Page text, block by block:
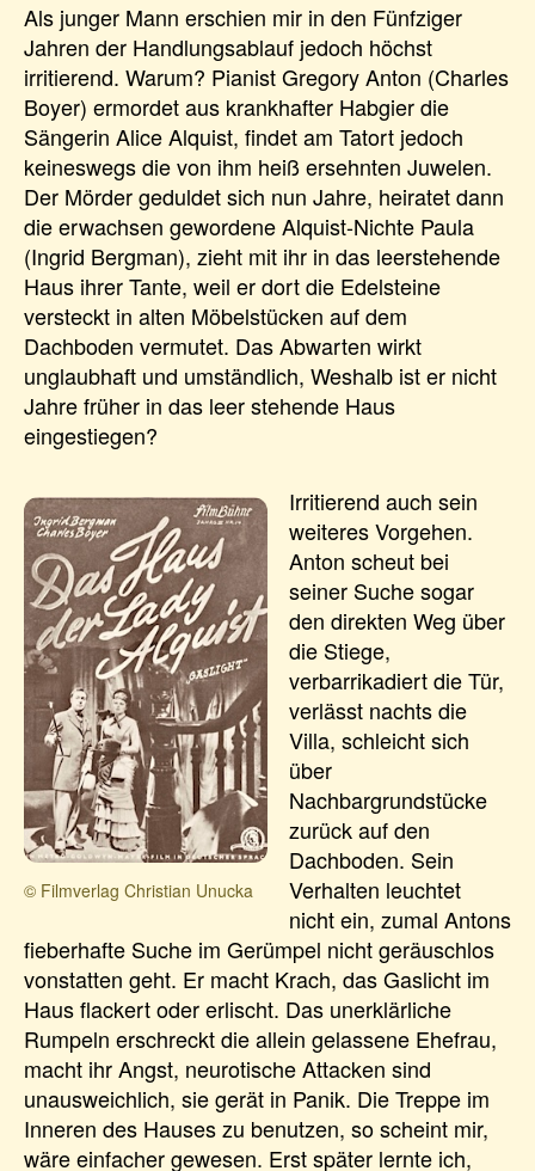
Als junger Mann erschien mir in den Fünfziger
Jahren der Handlungsablauf jedoch höchst
irritierend. Warum? Pianist Gregory Anton (Charles
Boyer) ermordet aus krankhafter Habgier die
Sängerin Alice Alquist, findet am Tatort jedoch
keineswegs die von ihm heiß ersehnten Juwelen.
Der Mörder geduldet sich nun Jahre, heiratet dann
die erwachsen gewordene Alquist-Nichte Paula
(Ingrid Bergman), zieht mit ihr in das leerstehende
Haus ihrer Tante, weil er dort die Edelsteine
versteckt in alten Möbelstücken auf dem
Dachboden vermutet. Das Abwarten wirkt
unglaubhaft und umständlich, Weshalb ist er nicht
Jahre früher in das leer stehende Haus
eingestiegen?
© Filmverlag Christian Unucka
Irritierend auch sein
weiteres Vorgehen.
Anton scheut bei
seiner Suche sogar
den direkten Weg über
die Stiege,
verbarrikadiert die Tür,
verlässt nachts die
Villa, schleicht sich
über
Nachbargrundstücke
zurück auf den
Dachboden. Sein
Verhalten leuchtet
nicht ein, zumal Antons
fieberhafte Suche im Gerümpel nicht geräuschlos
vonstatten geht. Er macht Krach, das Gaslicht im
Haus flackert oder erlischt. Das unerklärliche
Rumpeln erschreckt die allein gelassene Ehefrau,
macht ihr Angst, neurotische Attacken sind
unausweichlich, sie gerät in Panik. Die Treppe im
Inneren des Hauses zu benutzen, so scheint mir,
wäre einfacher gewesen. Erst später lernte ich,